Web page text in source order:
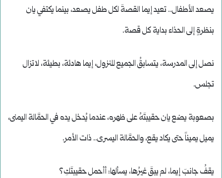
يصعد الأطفال.. تعيد إيما القصةَ لكل طفل يصعد، بينما يكتفي يان
بنظرةٍ إلى الحذاء بداية كل قصة.
نصل إلى المدرسة، يتسابقُ الجميع للنزول، إيما هادئة، بطيئة، لاتزال
تجلس.
بصعوبة يضع يان حقيبتَهُ على ظهره، عندما يُدخل يده في الحمَّالة اليمنى،
يميل يميناً حتى يكاد يقع، والحمَّالة اليسرى.. ذات الأمر.
يقفُ جانبَ إيما، لم يبقَ غيرُها، يسألها: أأحمل حقيبتَكِ؟